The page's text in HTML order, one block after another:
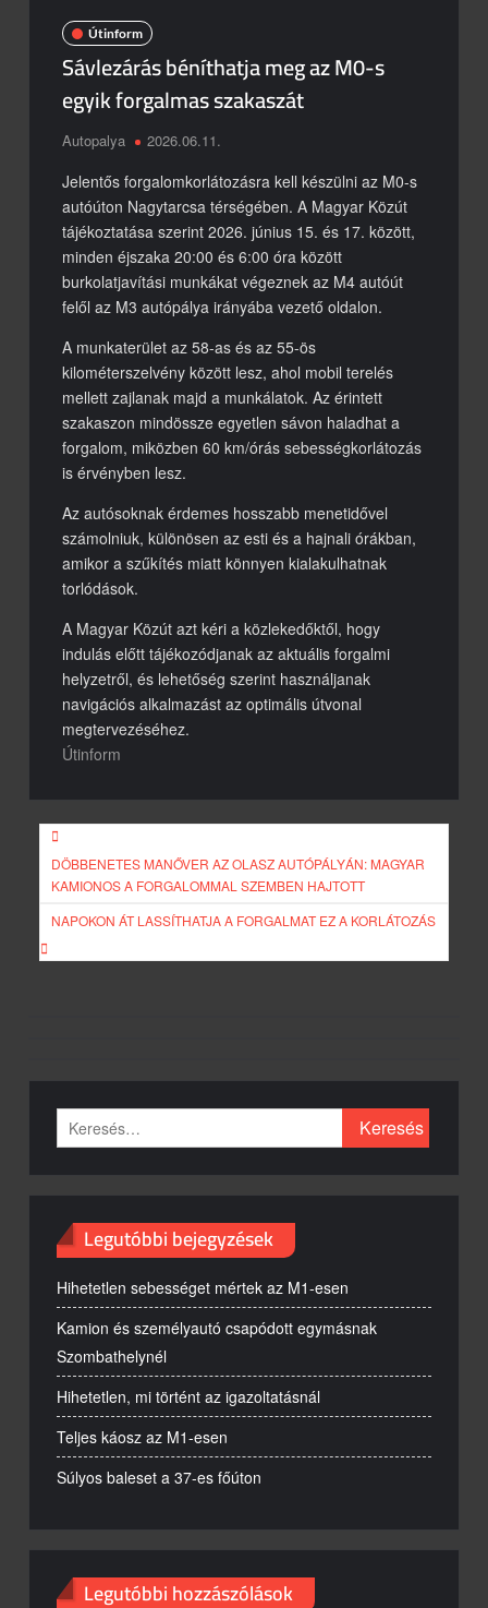
Piros jelzésen hajtott a sínekre – vonattal ütközött egy
kisteherautó
Burkolatjelfestési munkák kezdődnek
Útinform
Sávlezárás béníthatja meg az M0-s
egyik forgalmas szakaszát
Autopalya 2026.06.11.
Jelentős forgalomkorlátozásra kell készülni az M0-s
autóúton Nagytarcsa térségében. A Magyar Közút
tájékoztatása szerint 2026. június 15. és 17. között,
minden éjszaka 20:00 és 6:00 óra között
burkolatjavítási munkákat végeznek az M4 autóút
felől az M3 autópálya irányába vezető oldalon.
A munkaterület az 58-as és az 55-ös
kilométerszelvény között lesz, ahol mobil terelés
mellett zajlanak majd a munkálatok. Az érintett
szakaszon mindössze egyetlen sávon haladhat a
forgalom, miközben 60 km/órás sebességkorlátozás
is érvényben lesz.
Az autósoknak érdemes hosszabb menetidővel
számolniuk, különösen az esti és a hajnali órákban,
amikor a szűkítés miatt könnyen kialakulhatnak
torlódások.
A Magyar Közút azt kéri a közlekedőktől, hogy
indulás előtt tájékozódjanak az aktuális forgalmi
helyzetről, és lehetőség szerint használjanak
navigációs alkalmazást az optimális útvonal
megtervezéséhez.
Útinform
Bejegyzés
navigáció
DÖBBENETES MANŐVER AZ OLASZ AUTÓPÁLYÁN: MAGYAR
KAMIONOS A FORGALOMMAL SZEMBEN HAJTOTT
NAPOKON ÁT LASSÍTHATJA A FORGALMAT EZ A KORLÁTOZÁS
Keresés:
Legutóbbi bejegyzések
Hihetetlen sebességet mértek az M1-esen
Kamion és személyautó csapódott egymásnak
Szombathelynél
Hihetetlen, mi történt az igazoltatásnál
Teljes káosz az M1-esen
Súlyos baleset a 37-es főúton
Legutóbbi hozzászólások